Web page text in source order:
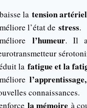
latension
l’état de stress.
l’humeur. Il
la fatigue et la
connaissances.
la mémoire à